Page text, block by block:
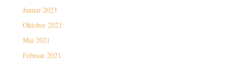
Januar 2023
Oktober 2021
Mai 2021
Februar 2021